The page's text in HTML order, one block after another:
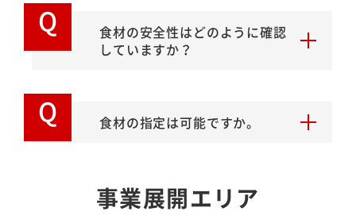
Q
食材の安全性はどのように確認
していますか？
Q 食材の指定は可能ですか。
事業展開エリア